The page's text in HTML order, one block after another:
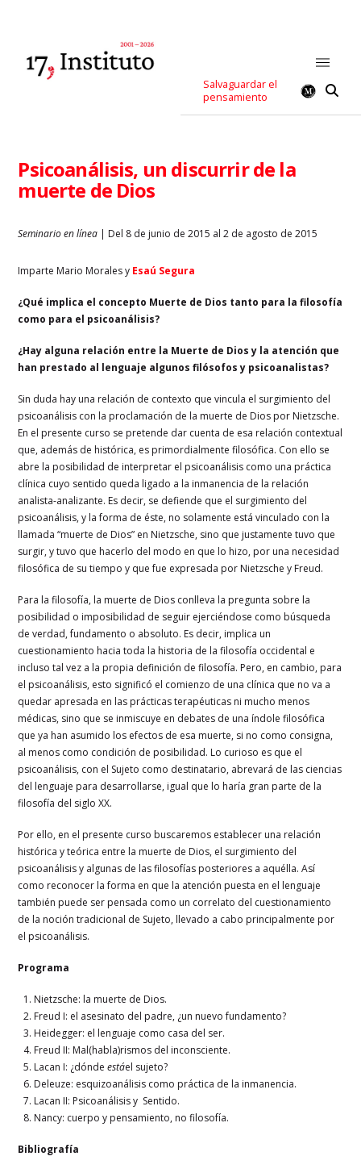
Salvaguardar el
pensamiento
Psicoanálisis, un discurrir de la
muerte de Dios
Seminario en línea | Del 8 de junio de 2015 al 2 de agosto de 2015
Imparte Mario Morales y Esaú Segura
¿Qué implica el concepto Muerte de Dios tanto para la filosofía
como para el psicoanálisis?
¿Hay alguna relación entre la Muerte de Dios y la atención que
han prestado al lenguaje algunos filósofos y psicoanalistas?
Sin duda hay una relación de contexto que vincula el surgimiento del
psicoanálisis con la proclamación de la muerte de Dios por Nietzsche.
En el presente curso se pretende dar cuenta de esa relación contextual
que, además de histórica, es primordialmente filosófica. Con ello se
abre la posibilidad de interpretar el psicoanálisis como una práctica
clínica cuyo sentido queda ligado a la inmanencia de la relación
analista-analizante. Es decir, se defiende que el surgimiento del
psicoanálisis, y la forma de éste, no solamente está vinculado con la
llamada “muerte de Dios” en Nietzsche, sino que justamente tuvo que
surgir, y tuvo que hacerlo del modo en que lo hizo, por una necesidad
filosófica de su tiempo y que fue expresada por Nietzsche y Freud.
Para la filosofía, la muerte de Dios conlleva la pregunta sobre la
posibilidad o imposibilidad de seguir ejerciéndose como búsqueda
de verdad, fundamento o absoluto. Es decir, implica un
cuestionamiento hacia toda la historia de la filosofía occidental e
incluso tal vez a la propia definición de filosofía. Pero, en cambio, para
el psicoanálisis, esto significó el comienzo de una clínica que no va a
quedar apresada en las prácticas terapéuticas ni mucho menos
médicas, sino que se inmiscuye en debates de una índole filosófica
que ya han asumido los efectos de esa muerte, si no como consigna,
al menos como condición de posibilidad. Lo curioso es que el
psicoanálisis, con el Sujeto como destinatario, abrevará de las ciencias
del lenguaje para desarrollarse, igual que lo haría gran parte de la
filosofía del siglo XX.
Por ello, en el presente curso buscaremos establecer una relación
histórica y teórica entre la muerte de Dios, el surgimiento del
psicoanálisis y algunas de las filosofías posteriores a aquélla. Así
como reconocer la forma en que la atención puesta en el lenguaje
también puede ser pensada como un correlato del cuestionamiento
de la noción tradicional de Sujeto, llevado a cabo principalmente por
el psicoanálisis.
Programa
Nietzsche: la muerte de Dios.
Freud I: el asesinato del padre, ¿un nuevo fundamento?
Heidegger: el lenguaje como casa del ser.
Freud II: Mal(habla)rismos del inconsciente.
Lacan I: ¿dóndeestáel sujeto?
Deleuze: esquizoanálisis como práctica de la inmanencia.
Lacan II: Psicoanálisis y Sentido.
Nancy: cuerpo y pensamiento, no filosofía.
Bibliografía